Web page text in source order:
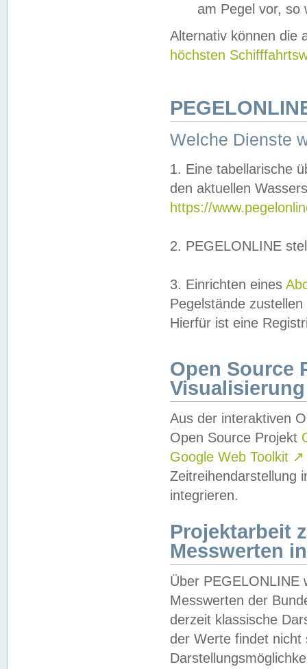
am Pegel vor,
Alternativ können die
höchsten
Welche Dienste
1. Eine tabellarische
den aktuellen
https://
2. PEGELONLINE
3. Einrichten eines
Pegelstände
Hierfür ist eine
Open Source
Visualisierung
Aus der interaktiven
Open Source Projekt
Google Web Toolkit ↗
Zeitreihendarstellung
integrieren.
Projektarbeit
Messwerten
Über PEGELONLINE
Messwerten der
derzeit klassische
der Werte findet